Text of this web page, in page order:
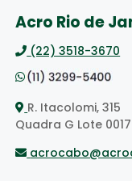
Acro Rio de
(22) 3518-3670
R. Itacolomi, 315
Quadra G Lote